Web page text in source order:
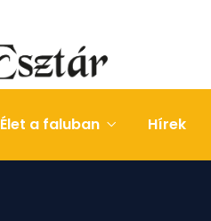
Élet a faluban Hírek